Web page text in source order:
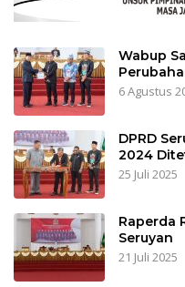
Wabup
6 Agustus
DPRD
2024
25 Juli 2025
Raperda
Seruyan
21 Juli 2025